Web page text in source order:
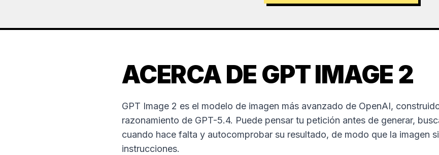
ACERCA DE GPT IMAGE 2
GPT Image 2 es el modelo de imagen más avanzado de OpenAI,
razonamiento de GPT-5.4. Puede pensar tu petición antes de generar,
cuando hace falta y autocomprobar su resultado, de modo que la imagen
instrucciones.